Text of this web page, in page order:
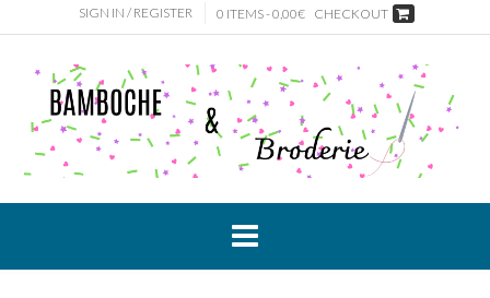
to
SIGN IN / REGISTER 0 ITEMS - 0,00€ CHECKOUT